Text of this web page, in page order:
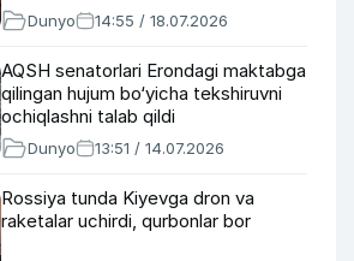
Dunyo 14:55 / 18.07.2026
AQSH senatorlari Erondagi maktabga
qilingan hujum bo‘yicha tekshiruvni
ochiqlashni talab qildi
Dunyo 13:51 / 14.07.2026
Rossiya tunda Kiyevga dron va
raketalar uchirdi, qurbonlar bor